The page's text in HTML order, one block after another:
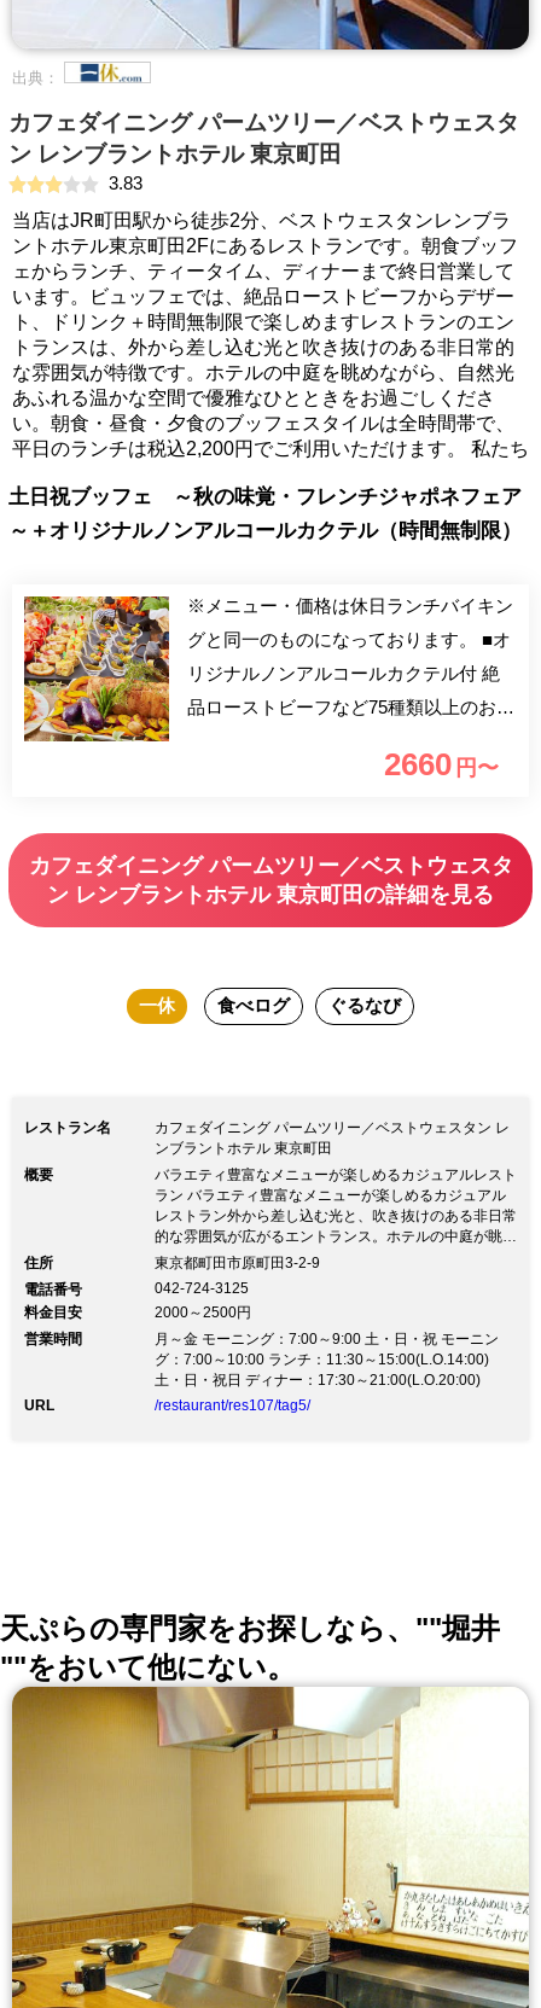
出典：
カフェダイニング パームツリー／ベストウェスタ
ン レンブラントホテル 東京町田
3.83
当店はJR町田駅から徒歩2分、ベストウェスタンレンブラ
ントホテル東京町田2Fにあるレストランです。朝食ブッフ
ェからランチ、ティータイム、ディナーまで終日営業して
います。ビュッフェでは、絶品ローストビーフからデザー
ト、ドリンク＋時間無制限で楽しめますレストランのエン
トランスは、外から差し込む光と吹き抜けのある非日常的
な雰囲気が特徴です。ホテルの中庭を眺めながら、自然光
あふれる温かな空間で優雅なひとときをお過ごしくださ
い。朝食・昼食・夕食のブッフェスタイルは全時間帯で、
平日のランチは税込2,200円でご利用いただけます。 私たち
土日祝ブッフェ ～秋の味覚・フレンチジャポネフェア
～＋オリジナルノンアルコールカクテル（時間無制限）
※メニュー・価格は休日ランチバイキン
グと同一のものになっております。 ■オ
リジナルノンアルコールカクテル付 絶
品ローストビーフなど75種類以上のお料
旬の食材を活かしたホテルオリジナルメ
ただけます。小さなお子様から、ご年配
の方まで、幅広くご利用いただけるバラ
エティ豊かなお料理をお楽しみください
ジプレート(税込550円) また、ホール
ります！） □全70種類以上の豪華バイキ
ングです。
2660 円〜
カフェダイニング パームツリー／ベストウェスタ
ン レンブラントホテル 東京町田の詳細を見る
一休 食べログ ぐるなび
レストラン名
カフェダイニング パームツリー／ベストウェスタン レ
ンブラントホテル 東京町田
概要
バラエティ豊富なメニューが楽しめるカジュアルレスト
ラン バラエティ豊富なメニューが楽しめるカジュアル
レストラン外から差し込む光と、吹き抜けのある非日常
的な雰囲気が広がるエントランス。ホテルの中庭が眺望
でき、自然光あふれる温かみのある空間で優雅なお時間
ッフェスタイルを提供しており、平日ランチは1,944円
にてお愉しみいただけます。軽快なBGMの流れる店内
では、美味しいビストロ料理とバイキング料理、お飲み
物が気軽に楽しめ、ファミリーも集える欧風料理屋で
す。
住所
東京都町田市原町田3-2-9
電話番号
042-724-3125
料金目安
2000～2500円
営業時間
月～金 モーニング：7:00～9:00 土・日・祝 モーニン
グ：7:00～10:00 ランチ：11:30～15:00(L.O.14:00)
土・日・祝日 ディナー：17:30～21:00(L.O.20:00)
URL
/restaurant/res107/tag5/
天ぷらの専門家をお探しなら、""堀井
""をおいて他にない。